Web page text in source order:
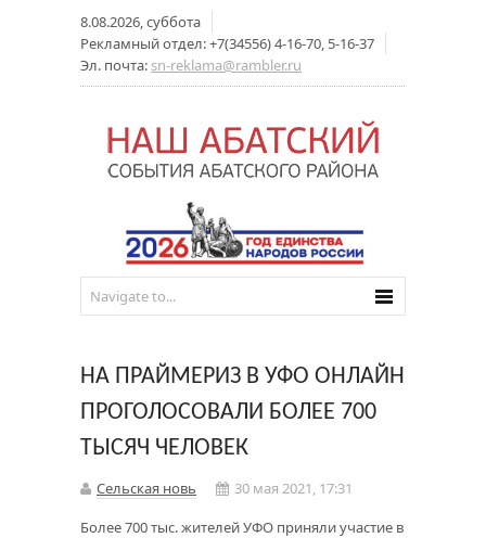
8.08.2026, суббота
Рекламный отдел: +7(34556) 4-16-70, 5-16-37
Эл. почта: sn-reklama@rambler.ru
НА ПРАЙМЕРИЗ В УФО ОНЛАЙН
ПРОГОЛОСОВАЛИ БОЛЕЕ 700
ТЫСЯЧ ЧЕЛОВЕК
Сельская новь
30 мая 2021, 17:31
Более 700 тыс. жителей УФО приняли участие в